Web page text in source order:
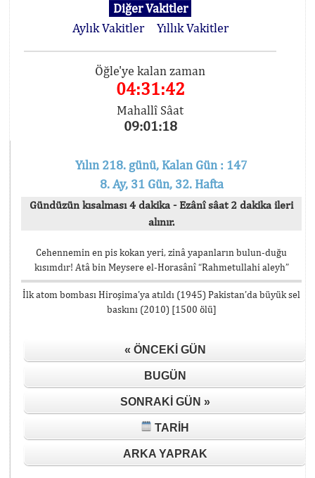
Diğer Vakitler
Aylık Vakitler
Yıllık Vakitler
Öğle'ye kalan zaman
04:31:42
Mahallî Sâat
09:01:18
Yılın 218. günü, Kalan Gün : 147
8. Ay, 31 Gün, 32. Hafta
Gündüzün kısalması 4 dakika - Ezânî sâat 2 dakika ileri
alınır.
Cehennemin en pis kokan yeri, zinâ yapanların bulun-duğu
kısımdır! Atâ bin Meysere el-Horasânî “Rahmetullahi aleyh”
İlk atom bombası Hiroşima’ya atıldı (1945) Pakistan’da büyük sel
baskını (2010) [1500 ölü]
« ÖNCEKI GÜN
BUGÜN
SONRAKI GÜN »
TARIH
ARKA YAPRAK